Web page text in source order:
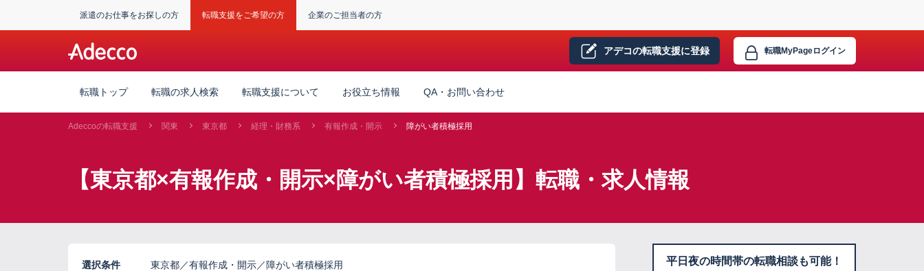
派遣のお仕事をお探しの方 転職支援をご希望の方 企業のご担当者の方
アデコの転職支援に登録 転職MyPageログイン
転職トップ 転職の求人検索 転職支援について お役立ち情報 QA・お問い合わせ
Adeccoの転職支援 関東 東京都 経理・財務系 有報作成・開示 障がい者積極採用
【東京都×有報作成・開示×障がい者積極採用】転職・求人情報
選択条件 東京都／有報作成・開示／障がい者積極採用
平日夜の時間帯の転職相談も可能！